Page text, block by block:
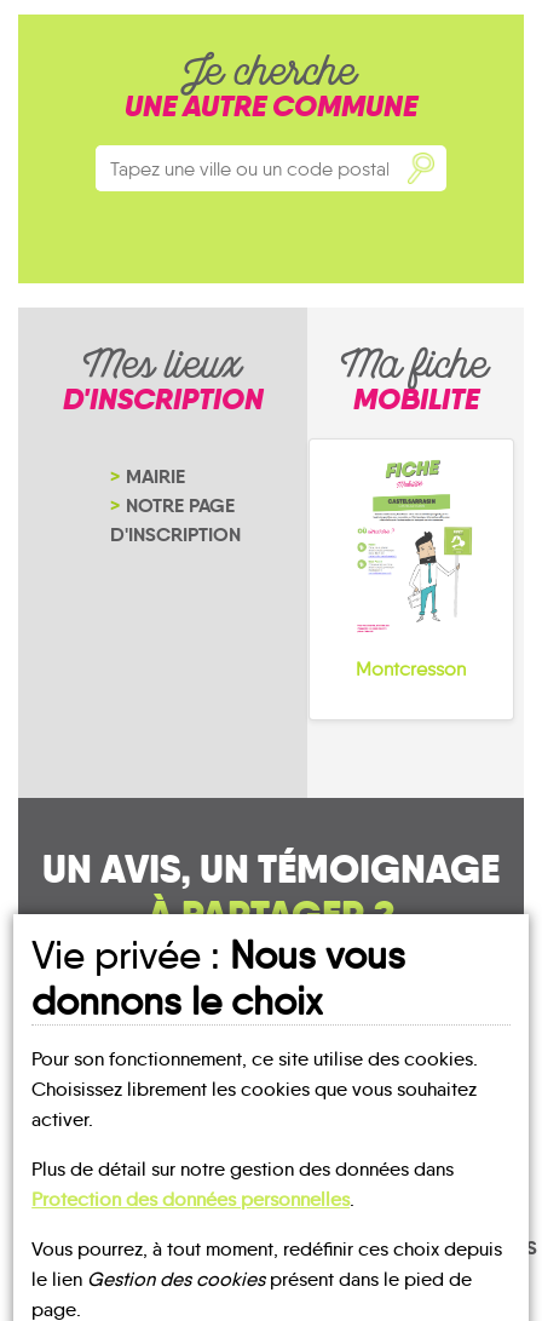
Je cherche
UNE AUTRE COMMUNE
Mes lieux
D'INSCRIPTION
MAIRIE
NOTRE PAGE
D'INSCRIPTION
Ma fiche
MOBILITE
Montcresson
UN AVIS, UN TÉMOIGNAGE
À PARTAGER ?
CONTACTEZ-NOUS !
Les infosMOBILITE
TRAIN BUS
TRANSPORTS
À LA
DEMANDE
Vie privée : Nous vous
donnons le choix
Pour son fonctionnement, ce site utilise des cookies.
Choisissez librement les cookies que vous souhaitez
activer.
Plus de détail sur notre gestion des données dans
Protection des données personnelles.
Vous pourrez, à tout moment, redéfinir ces choix depuis
le lien Gestion des cookiesprésent dans le pied de
page.